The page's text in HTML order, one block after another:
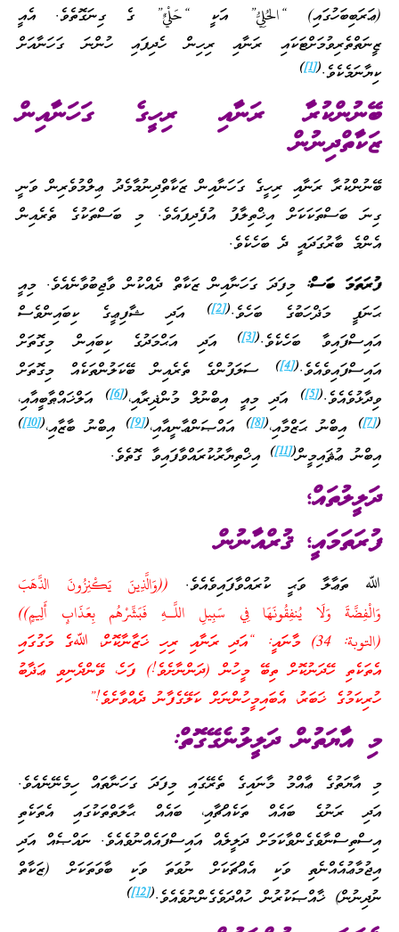
(ޢަރަބިބަހުގައި) “الحُلِيُّ” އަކީ “حَلْيٌ” ގެ ގިނަގޮތެވެ. އެއީ
ޒީނަތްތެރިވުމަށްޓަކައި ރަނާއި ރިހިން ހެދިފައި ހުންނަ ގަހަނާއަށް
ކިޔާނަމެކެވެ.(
[1]
)
ބޭނުންކުރާ ރަނާއި ރިހީގެ ގަހަނާއިން
ޒަކާތްދިނުން
ބޭނުންކުރާ ރަނާއި ރިހީގެ ގަހަނާއިން ޒަކާތްދިނުމާމެދު ޢިލްމުވެރިން ވަނީ
ގިނަ ބަސްތަކަކަށް އިޚްތިލާފު އުފެދިފައެވެ. މި ބަސްތަކުގެ ތެރެއިން
އެންމެ ބާރުގަދައީ ދެ ބަހެކެވެ.
ފުރަތަމަ ބަސް: މިފަދަ ގަހަނާއިން ޒަކާތް ދެއްކުން ވާޖިބުވާނެއެވެ. މިއީ
ޙަނަފީ މަޛްހަބުގެ ބަހެވެ.(
[2]
)
އަދި ޝާފިޢީގެ ކިބައިންވެސް
އައިސްފައިވާ ބަހެކެވެ.(
[3]
)
އަދި އަޙްމަދުގެ ކިބައިން މިގޮތަށް
އައިސްފައިވެއެވެ.(
[4]
)
ސަލަފުންގެ ތެރެއިން ބޭކަލުންތަކެއް މިގޮތަށް
ވިދާޅުވެއެވެ.(
[5]
) އަދި މިއީ އިބްނުލް މުންޛިރާއި،(
[6]
) އަލްޚައްޠާބީއާއި،
(
[7]
) އިބްނު ޙަޒްމާއި،(
[8]
) އައްޞަންޢާނީއާއި،(
[9]
) އިބްނު ބާޒާއި،(
[10]
)
އިބްނު ޢުޘައިމީން(
[11]
) އިޚްތިޔާރުކުރައްވާފައިވާ ގޮތެވެ.
ދަލީލުތައް؛
ފުރަތަމައީ؛ ޤުރްއާނުން
ﷲ ތަޢާލާ ވަޙީ ކުރައްވާފައިވެއެވެ. ((وَالَّذِينَ يَكْنِزُونَ الذَّهَبَ
وَالْفِضَّةَ وَلَا يُنفِقُونَهَا فِي سَبِيلِ اللَّـهِ فَبَشِّرْ‌هُم بِعَذَابٍ أَلِيمٍ))
(التوبة: 34) މާނައީ: “އަދި ރަނާއި ރިހި ޚަޒާނާކޮށް، ﷲގެ މަގުގައި
އެތަކެތި ހޭދަނުކޮށް ތިބޭ މީހުން (ދަންނާށެވެ!) ފަހެ، ވޭންދެނިވި ޢަޛާބު
ހުރިކަމުގެ ޚަބަރު، އެބައިމީހުންނަށް ކަލޭގެފާނު ދެއްވާށެވެ!”
މި އާޔަތުން ދަލީލުނެގޭގޮތް:
މި އާޔަތުގެ ޢާއްމު މާނައިގެ ތެރޭގައި މިފަދަ ގަހަނާތައް ހިމެނޭނެއެވެ.
އަދި ރަނުގެ ބައެއް ތަކެއްޗާއި، ބައެއް ޙާލަތްތަކުގައި އެތަކެތި
އިސްތިސްނާވެގެންވާކަމަށް ދަލީލެއް އައިސްފައެއްނުވެއެވެ. ނައްޞެއް އަދި
އިޖުމާޢުއެއްނެތި ވަކި އެއްޗަކަށް ނުވަތަ ވަކި ބާވަތަކަށް (ޒަކާތް
ނުދިނުން) ޚާއްޞަކުރުން ހުއްދަވެގެންނުވެއެވެ.(
[12]
)